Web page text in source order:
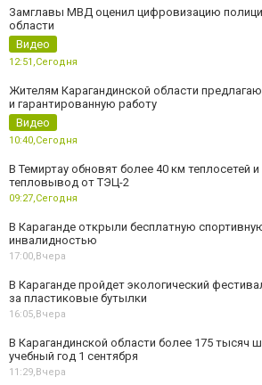
Замглавы МВД оценил цифровизацию
области
Видео
12:51,Сегодня
Жителям Карагандинской области
и гарантированную работу
Видео
10:40,Сегодня
В Темиртау обновят более 40 км теплосетей
тепловывод от ТЭЦ-2
09:27,Сегодня
В Караганде открыли бесплатную
инвалидностью
17:00,Вчера
В Караганде пройдет экологический
за пластиковые бутылки
16:05,Вчера
В Карагандинской области более 175 тысяч
учебный год 1 сентября
11:29,Вчера